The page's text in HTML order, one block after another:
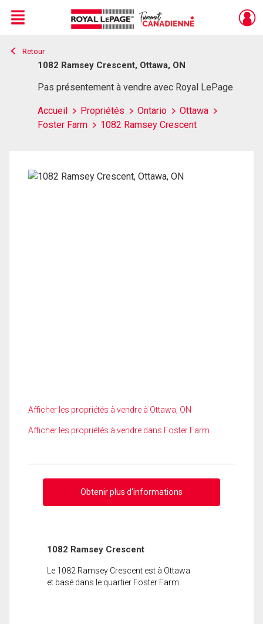
Live
En Direct
Menu
Retour
1082 Ramsey Crescent, Ottawa, ON
Pas présentement à vendre avec Royal LePage
Accueil Propriétés Ontario
Ottawa
Foster Farm
1082 Ramsey Crescent
Afficher les propriétés à vendre à Ottawa, ON
Afficher les propriétés à vendre dans Foster Farm
Obtenir plus d'informations
1082 Ramsey Crescent
Le 1082 Ramsey Crescent est à Ottawa
et basé dans le quartier Foster Farm.